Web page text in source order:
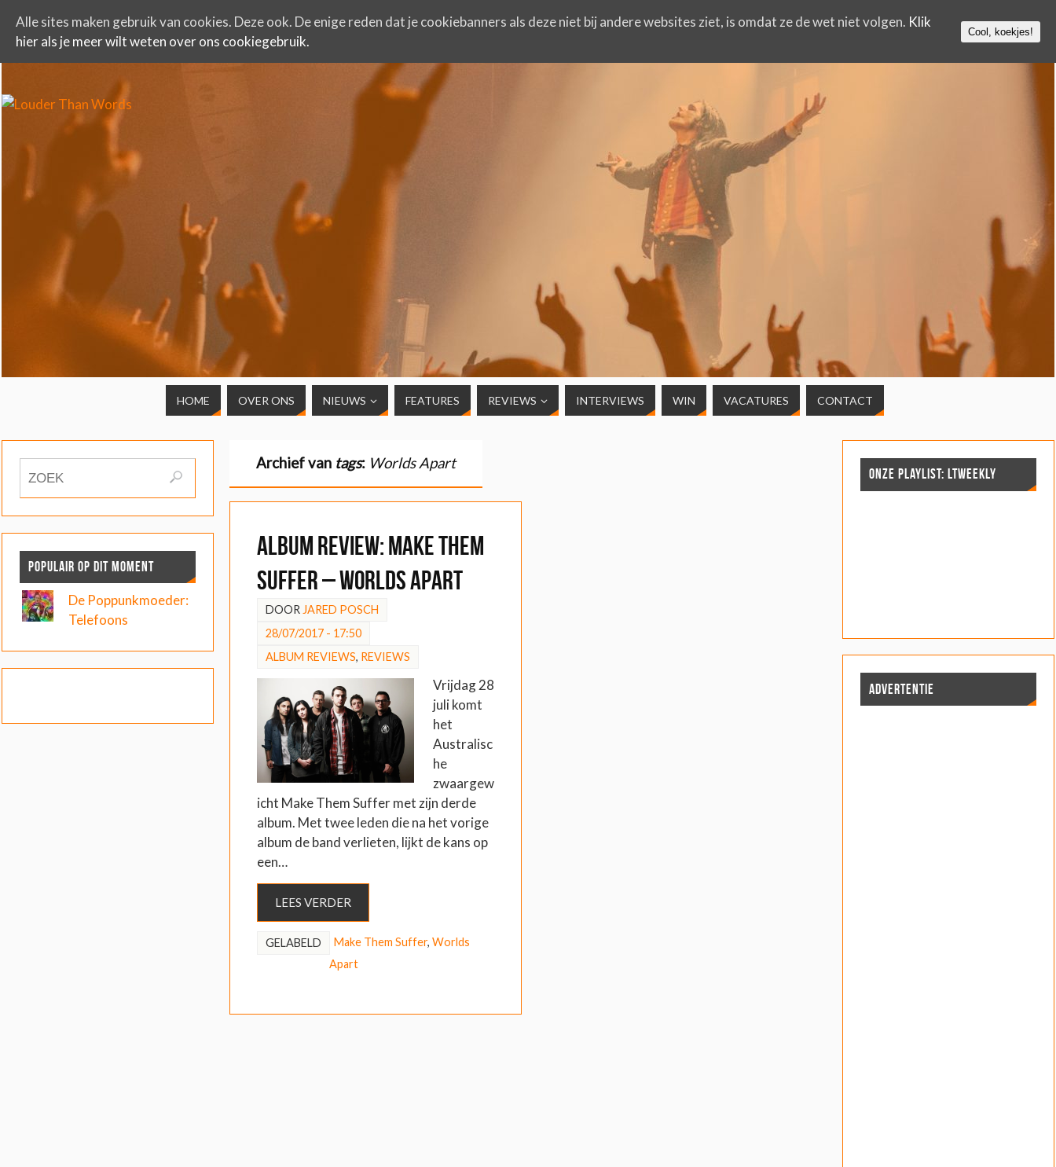
HOME OVER ONS NIEUWS FEATURES REVIEWS INTERVIEWS WIN VACATURES CONTACT
Archief van tags: Worlds Apart
ALBUM REVIEW: Make Them
Suffer – Worlds Apart
DOOR JARED POSCH
28/07/2017 - 17:50
ALBUM REVIEWS, REVIEWS
Vrijdag 28
juli komt
het
Australisc
he
zwaargew
icht Make Them Suffer met zijn derde
album. Met twee leden die na het vorige
album de band verlieten, lijkt de kans op
een…
LEES VERDER
GELABELD Make Them Suffer, Worlds
Apart
POPULAIR OP DIT MOMENT
De Poppunkmoeder:
Telefoons
ONZE PLAYLIST: LTWEEKLY
ADVERTENTIE
Alle sites maken gebruik van cookies. Deze ook. De enige reden dat je cookiebanners als deze niet bij andere websites ziet, is omdat ze de wet niet volgen. Klik
hier als je meer wilt weten over ons cookiegebruik.
Cool, koekjes!